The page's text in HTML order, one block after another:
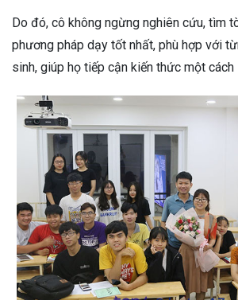
Do đó, cô không ngừng nghiên cứu, tìm
phương pháp dạy tốt nhất, phù hợp với
sinh, giúp họ tiếp cận kiến thức một cách